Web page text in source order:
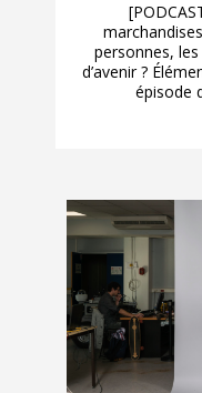
personnes,
d’avenir ?
épisode